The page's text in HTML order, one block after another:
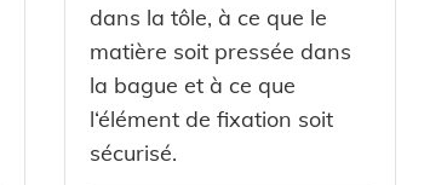
dans la tôle, à ce que le
matière soit pressée dans
la bague et à ce que
l‘élément de fixation soit
sécurisé.